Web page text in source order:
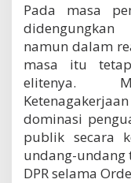
Pada masa
namun dalam
masa itu
elitenya.
dominasi
publik secara
undang-undang
DPR selama